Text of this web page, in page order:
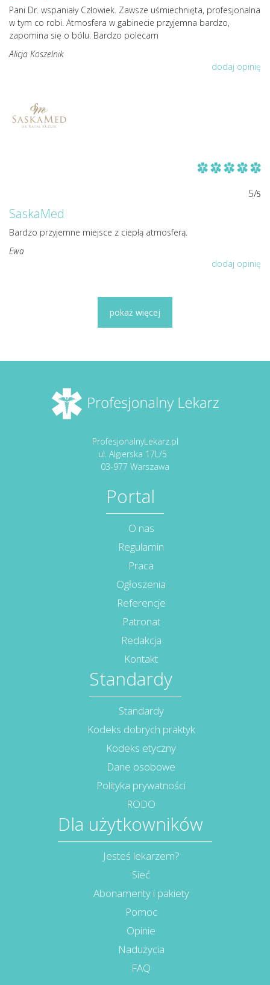
Pani Dr. wspaniały Człowiek. Zawsze uśmiechnięta, profesjonalna
w tym co robi. Atmosfera w gabinecie przyjemna bardzo,
zapomina się o bólu. Bardzo polecam
Alicja Koszelnik
dodaj opinię
5/5
SaskaMed
Bardzo przyjemne miejsce z ciepłą atmosferą.
Ewa
dodaj opinię
pokaż więcej
ProfesjonalnyLekarz.pl
ul. Algierska 17L/5
03-977 Warszawa
Portal
O nas
Regulamin
Praca
Ogłoszenia
Referencje
Patronat
Redakcja
Kontakt
Standardy
Standardy
Kodeks dobrych praktyk
Kodeks etyczny
Dane osobowe
Polityka prywatności
RODO
Dla użytkowników
Jesteś lekarzem?
Sieć
Abonamenty i pakiety
Pomoc
Opinie
Nadużycia
FAQ